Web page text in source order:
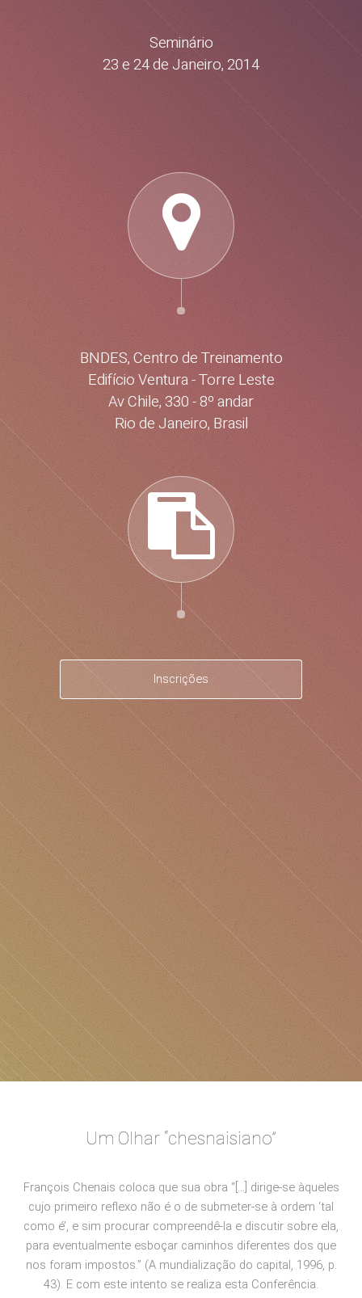
Seminário
23 e 24 de Janeiro, 2014
BNDES, Centro de Treinamento
Edifício Ventura - Torre Leste
Av Chile, 330 - 8º andar
Rio de Janeiro, Brasil
Inscrições
Um Olhar “chesnaisiano”
François Chenais coloca que sua obra “[...] dirige-se àqueles
cujo primeiro reflexo não é o de submeter-se à ordem ‘tal
como é’, e sim procurar compreendê-la e discutir sobre ela,
para eventualmente esboçar caminhos diferentes dos que
nos foram impostos.” (A mundialização do capital, 1996, p.
43). E com este intento se realiza esta Conferência.